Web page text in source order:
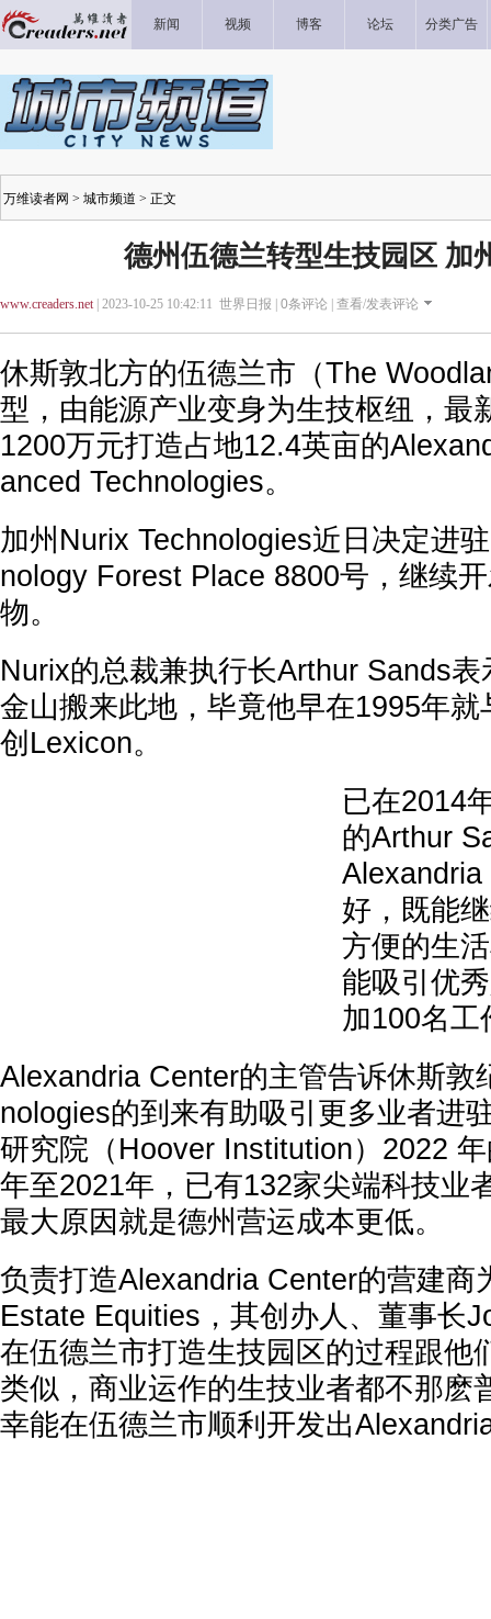
新闻 视频 博客 论坛 分类广告
万维读者网 > 城市频道 > 正文
德州伍德兰转型生技园区 加
www.creaders.net| 2023-10-25 10:42:11 世界日报 | 0条评论 | 查看/发表评论
休斯敦北方的伍德兰市（The
型，由能源产业变身为生技枢纽，最
1200万元打造占地12.4英亩的
anced Technologies。
加州Nurix Technologies近日决定进
nology Forest Place 8800号，继续
物。
Nurix的总裁兼执行长Arthur Sands
金山搬来此地，毕竟他早在1995年
创Lexicon。
已在2014
的Arthur
好，既能
方便的生
能吸引优
加100名工
Alexandria Center的主管告诉休斯敦
nologies的到来有助吸引更多业者进
研究院（Hoover Institution）2022
年至2021年，已有132家尖端科技业
最大原因就是德州营运成本更低。
负责打造Alexandria Center的营建商
Estate Equities，其创办人、董事长
在伍德兰市打造生技园区的过程跟他
类似，商业运作的生技业者都不那麽
幸能在伍德兰市顺利开发出